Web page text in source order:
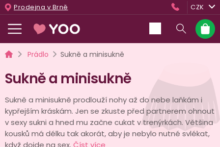
Přejít
na
obsah
Prodejna v Brně CZK
košík
DomůPrádlo Sukně a minisukně
Sukně a minisukně
Sukně a minisukně prodlouží nohy až do nebe laňkám i
kypřejším kráskám. Jen se zkuste před partnerem ohnout
v sexy sukni a hned mu začne cukat v trenýrkách. Většina
kousků má délku tak akorát, aby je nebylo nutné svlékat,
když dojde na sex. Číst více